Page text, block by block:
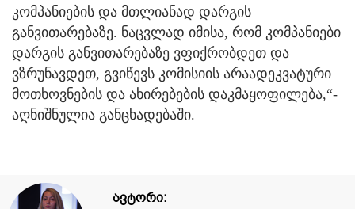
კომპანიების და მთლიანად დარგის
განვითარებაზე. ნაცვლად იმისა, რომ კომპანიები
დარგის განვითარებაზე ვფიქრობდეთ და
ვზრუნავდეთ, გვიწევს კომისიის არაადეკვატური
მოთხოვნების და ახირებების დაკმაყოფილება,“-
აღნიშნულია განცხადებაში.
ავტორი: